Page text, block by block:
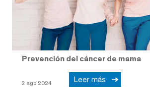
Prevención del cáncer de mama
2 ago 2024 Leer más